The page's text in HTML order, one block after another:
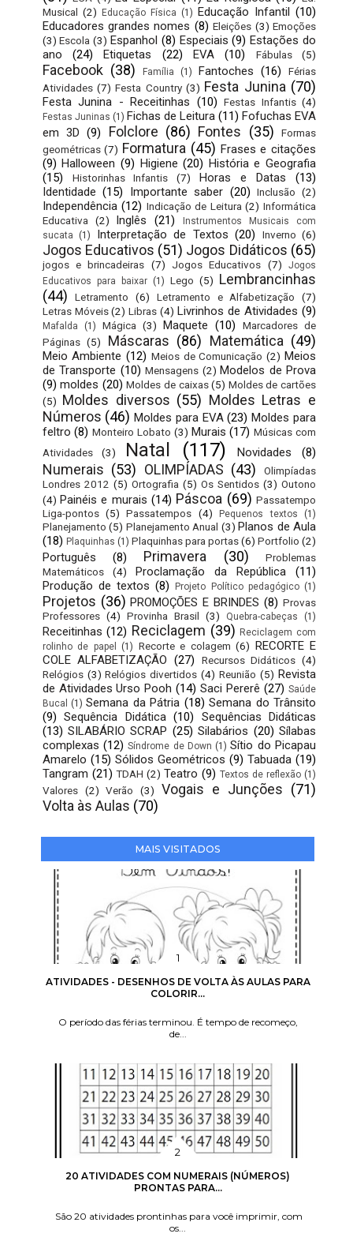
Musical (2) Educação Física (1) Educação Infantil (10)
Educadores grandes nomes (8) Eleições (3) Emoções
(3) Escola (3) Espanhol (8) Especiais (9) Estações do
ano
(24) Etiquetas (22) EVA (10) Fábulas (5)
Facebook (38) Família (1) Fantoches (16)
Férias
Atividades (7) Festa Country (3) Festa Junina (70)
Festa Junina - Receitinhas (10) Festas Infantis (4)
Festas Juninas (1) Fichas de Leitura (11) Fofuchas EVA
em 3D (9) Folclore (86) Fontes (35)
Formas
geométricas (7) Formatura (45) Frases e citações
(9) Halloween (9) Higiene (20) História e Geografia
(15)
Historinhas Infantis (7) Horas e Datas
(13)
Identidade (15) Importante saber (20) Inclusão (2)
Independência (12) Indicação de Leitura (2) Informática
Educativa
(2) Inglês (21)
Instrumentos Musicais com
sucata
(1) Interpretação de Textos (20) Inverno (6)
Jogos Educativos (51) Jogos Didáticos (65)
jogos e brincadeiras (7) Jogos Educativos (7)
Jogos
Educativos para baixar (1) Lego (5) Lembrancinhas
(44)
Letramento (6) Letramento e Alfabetização
(7)
Letras Móveis (2) Libras (4) Livrinhos de Atividades (9)
Mafalda (1) Mágica (3) Maquete (10)
Marcadores de
Páginas (5) Máscaras (86) Matemática (49)
Meio Ambiente (12) Meios de Comunicação (2) Meios
de Transporte (10) Mensagens (2) Modelos de Prova
(9) moldes (20) Moldes de caixas (5) Moldes de cartões
(5) Moldes diversos (55) Moldes Letras e
Números (46) Moldes para EVA (23) Moldes para
feltro (8) Monteiro Lobato (3) Murais (17) Músicas com
Atividades
(3) Natal (117) Novidades (8)
Numerais (53) OLIMPÍADAS (43)
Olimpíadas
Londres 2012 (5) Ortografia (5) Os Sentidos (3) Outono
(4) Painéis e murais (14) Páscoa (69) Passatempo
Liga-pontos (5) Passatempos (4) Pequenos textos (1)
Planejamento (5) Planejamento Anual (3) Planos de Aula
(18) Plaquinhas (1) Plaquinhas para portas(6) Portfolio (2)
Português (8) Primavera (30)
Problemas
Matemáticos
(4) Proclamação da República
(11)
Produção de textos (8) Projeto Político pedagógico (1)
Projetos (36) PROMOÇÕES E BRINDES (8) Provas
Professores (4) Provinha Brasil (3) Quebra-cabeças (1)
Receitinhas (12) Reciclagem (39) Reciclagem com
rolinho de papel
(1) Recorte e colagem (6) RECORTE E
COLE ALFABETIZAÇÃO (27) Recursos Didáticos (4)
Relógios (3) Relógios divertidos (4) Reunião (5) Revista
de Atividades Urso Pooh (14) Saci Pererê (27) Saúde
Bucal
(1) Semana da Pátria (18) Semana do Trânsito
(9) Sequência Didática (10)
Sequências Didáticas
(13) SILABÁRIO SCRAP (25) Silabários (20) Sílabas
complexas (12) Síndrome de Down (1) Sítio do Picapau
Amarelo (15) Sólidos Geométricos (9) Tabuada (19)
Tangram (21) TDAH (2) Teatro (9) Textos de reflexão (1)
Valores (2) Verão (3) Vogais e Junções (71)
Volta às Aulas (70)
MAIS VISITADOS
ATIVIDADES - DESENHOS DE VOLTA ÀS AULAS PARA
COLORIR...
O período das férias terminou. É tempo de recomeço,
de...
20 ATIVIDADES COM NUMERAIS (NÚMEROS)
PRONTAS PARA...
São 20 atividades prontinhas para você imprimir, com
os...